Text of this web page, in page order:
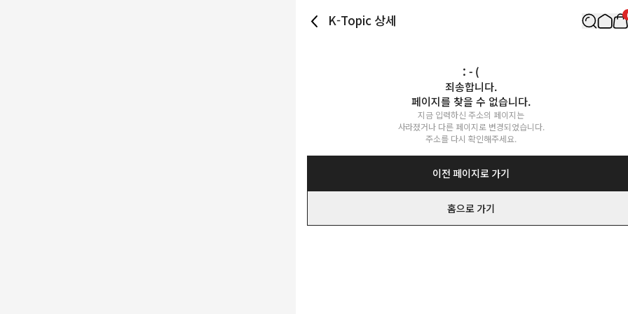
K-Topic 상세
: - (
죄송합니다.
페이지를 찾을 수 없습니다.
지금 입력하신 주소의 페이지는
사라졌거나 다른 페이지로 변경되었습니다.
주소를 다시 확인해주세요.
이전 페이지로 가기
홈으로 가기